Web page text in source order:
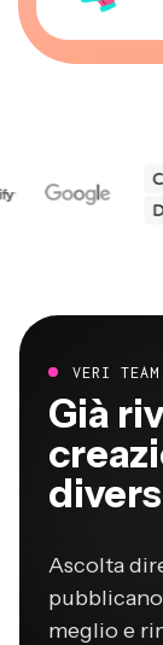
VERI TEAM
Già
Ascolta
meglio e